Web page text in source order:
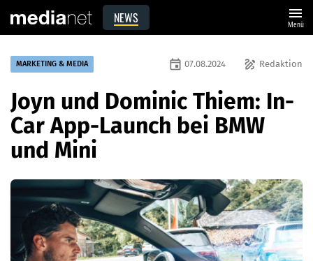
NEWS menu
Menü
MARKETING & MEDIA draw Redaktion
event 07.08.2024
Joyn und Dominic Thiem: In-
Car App-Launch bei BMW
und Mini